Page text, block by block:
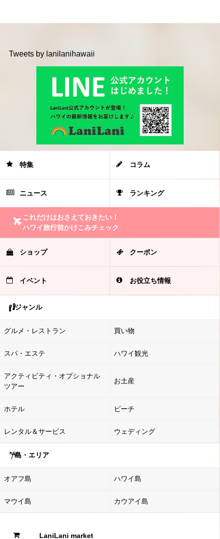
Tweets by lanilanihawaii
特集 コラム
ニュース ランキング
これだけはおさえておきたい！
ハワイ旅行前かけこみチェック
ショップ クーポン
イベント お役立ち情報
ジャンル
グルメ・レストラン 買い物
スパ・エステ ハワイ観光
アクティビティ・オプショナル
ツアー
お土産
ホテル ビーチ
レンタル＆サービス ウェディング
島・エリア
オアフ島 ハワイ島
マウイ島 カウアイ島
LaniLani market